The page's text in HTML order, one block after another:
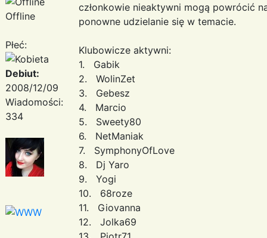
Offline
Płeć:
Debiut:
2008/12/09
Wiadomości:
334
członkowie nieaktywni mogą powrócić
ponowne udzielanie się w temacie.
Klubowicze aktywni:
1. Gabik
2. WolinZet
3. Gebesz
4. Marcio
5. Sweety80
6. NetManiak
7. SymphonyOfLove
8. Dj Yaro
9. Yogi
10. 68roze
11. Giovanna
12. Jolka69